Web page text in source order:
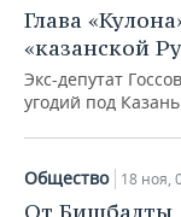
Глава
«казанской
Экс-депутат
угодий под
Общество 18 ноя,